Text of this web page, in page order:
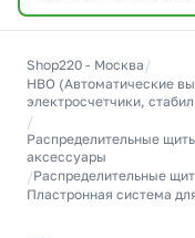
Shop220 - Москва /
НВО (Автоматические
электросчетчики,
/
Распределительные
аксессуары
/Распределительные
Пластронная система